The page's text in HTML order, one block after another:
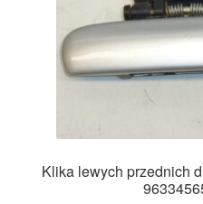
Klika lewych przednich